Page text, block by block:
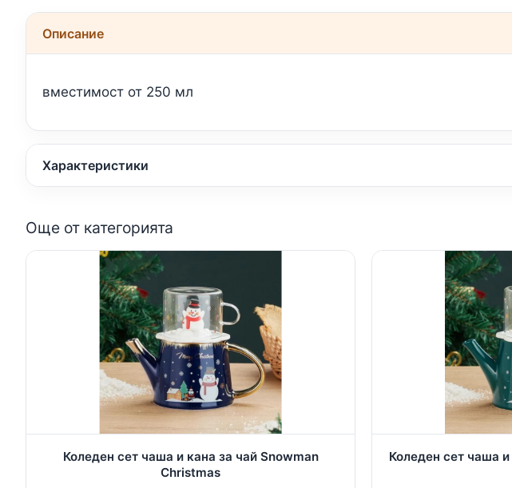
Описание
вмeстимост от 250 мл
Характеристики
Още от категорията
Коледен сет чаша и кана за чай Snowman
Christmas
Коледен сет чаша